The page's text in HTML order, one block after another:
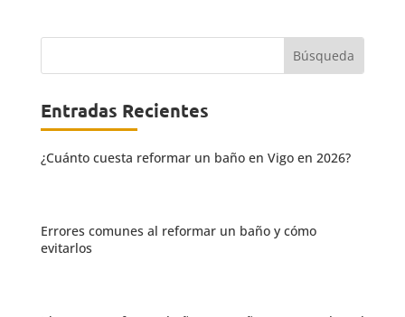
Entradas Recientes
¿Cuánto cuesta reformar un baño en Vigo en 2026?
Errores comunes al reformar un baño y cómo
evitarlos